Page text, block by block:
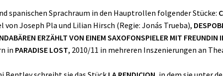
spanischen Sprachraum in den Hauptrollen folgender Stücke:
Joseph Pla und Lilian Hirsch (Regie: Jonás Trueba),
ERZÄHLT VON EINEM SAXOFONSPIELER MIT FREUNDIN
in PARADISE LOST, 2010/11 in mehreren Inszenierungen an